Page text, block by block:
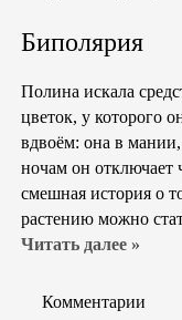
Биполярия
Полина искала
цветок, у которого
вдвоём: она в
ночам он отключает
смешная история о
растению можно
Читать далее »
Комментарии